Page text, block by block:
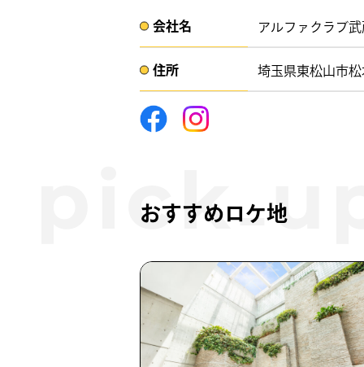
会社名​ アルファクラブ
住所​​ 埼玉県東松山市
おすすめロケ地